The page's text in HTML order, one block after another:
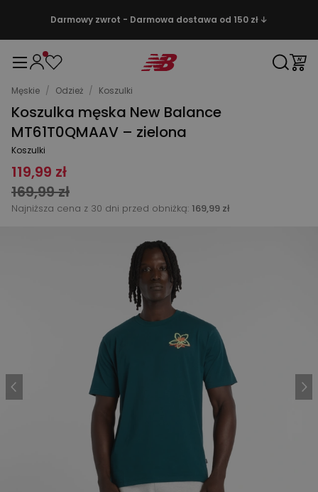
Darmowy zwrot - Darmowa dostawa od 150 zł ↓
Męskie / Odzież / Koszulki
Koszulka męska New Balance
MT61T0QMAAV – zielona
Koszulki
119,99 zł
169,99 zł
Najniższa cena z 30 dni przed obniżką: 169,99 zł